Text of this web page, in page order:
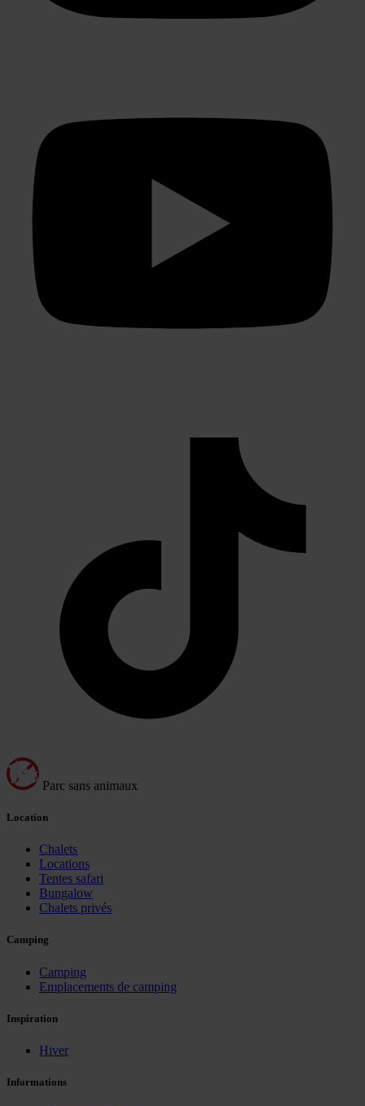
Parc sans animaux
Location
Chalets
Locations
Tentes safari
Bungalow
Chalets privés
Camping
Camping
Emplacements de camping
Inspiration
Hiver
Informations